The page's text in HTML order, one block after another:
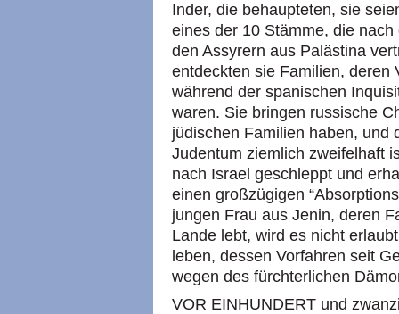
Inder, die behaupteten, sie
eines der 10 Stämme, die
den Assyrern aus Palästina
entdeckten sie Familien, deren
während der spanischen
waren. Sie bringen russische
jüdischen Familien haben, und
Judentum ziemlich zweifelhaft
nach Israel geschleppt und
einen großzügigen
jungen Frau aus Jenin, deren
Lande lebt, wird es nicht
leben, dessen Vorfahren seit
wegen des fürchterlichen
VOR EINHUNDERT und